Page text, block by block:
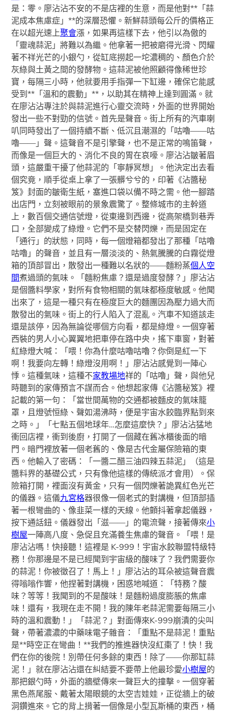
是：零。廖沾沾不安的不是店裡的生意，而是他對**「蒜
泥成本焦慮症」**的深層恐懼。新鮮蒜頭每公斤的價格正
在以超光速上聚會漲，如果再這樣下去，他引以為傲的
「靈魂蒜泥」將難以為繼。他拿著一把被磨得光滑、閃耀
著不祥光芒的小銀勺，從缸底撈起一坨濃稠的、顏色介於
灰綠與土黃之間的發酵物。這蒜泥被他照顧得像稀世珍
寶，每隔三小時，他就要用手指彈一下缸邊，確保它能感
受到**「溫和的震動」**，以助其在精神上達到圓滿。就
在廖沾沾專注於與蒜泥進行心靈交流時，外面的世界開始
發出一些不對勁的信號。首先是聲音。街上所有的汽車喇
叭同時發出了一個持續不斷、低沉且潮濕的「咕嚕——咕
嚕——」聲。這聲音不是引擎聲，也不是正常的鳴笛聲，
而像是一個巨大的、消化不良的胃在哀嚎。廖沾沾皺著眉
頭，這嚴重干擾了他蒜泥的「寧靜冥想」。他決定出去看
個究竟，順手從桌上拿了一張髒兮兮的，印著《沾醬秘
笈》封面的皺衛生紙，塞進口袋以備不時之需。他一腳踏
出店門，立刻被眼前的景象震驚了。整條城市的主幹道
上，數百個交通信號燈，從東邊到西邊，從高架橋到巷弄
口，全部變成了綠燈。它們不是交替閃爍，而是固定在
「通行」的狀態，同時，每一個燈箱都發出了那種「咕嚕
咕嚕」的聲音，並且有一層淡淡的、熱氣騰騰的白霧從燈
箱的頂部冒出，散發出一種難以名狀的——麵粉蒸個人空
間煮過頭的氣味。「麵粉焦慮？還是過度發酵？」廖沾沾
是個醬料學家，對所有食物相關的氣味都極度敏感。他聞
出來了，這是一種只有在極度巨大的麵團因為壓力過大而
散發出的氣味。街上的行人陷入了混亂。汽車不知道該走
還是該停，因為無論從哪個方向看，都是綠燈。一個穿著
西裝的男人小心翼翼地把車停在路中央，搖下車窗，對著
紅綠燈大喊：「喂！你為什麼咕嚕咕嚕？你倒是紅一下
啊！我要向左轉！綠燈沒用啊！」廖沾沾感覺到一陣心
悸。這種氣味，這種不家教場地祥的「咕嚕」聲，與他兒
時聽到的家傳預言不謀而合。他想起家傳《沾醬秘笈》裡
記載的第一句：「當世間萬物的交通都被麵皮的氣味籠
罩，且燈號恒綠、聲如湯沸時，便是宇宙水餃臨界點到來
之時。」「七點五個地球年…怎麼這麼快？」廖沾沾猛地
衝回店裡，衝到後廚，打開了一個藏在舊冰櫃後面的暗
門。暗門裡放著一個老舊的、像是古代金屬保險箱的東
西。他輸入了密碼：「一醬二醋三油四辣五蒜泥」（這是
醬料界的基礎公式，只有像他這樣的傳統派才會用）。保
險箱打開，裡面沒有黃金，只有一個閃爍著詭異紅色光芒
的儀器。這儀九宮格器很像一個老式的對講機，但頂部插
著一根彎曲的、像韭菜一樣的天線。他顫抖著拿起儀器，
按下通話鈕。儀器發出「滋——」的電流聲，接著傳來小
樹屋一陣高八度、急促且充滿養生焦慮的聲音。「喂！是
廖沾沾嗎！快接聽！這裡是 K-999！宇宙水餃聯盟特級特
務！你那邊是不是已經聞到宇宙級的酸味了？我們需要你
的蒜泥！你被徵召了！馬上！」廖沾沾的耳朵被這聲音震
得嗡嗡作響，他捏著對講機，困惑地喊道：「特務？酸
味？等等！我聞到的不是酸味！是麵粉過度膨脹的焦慮
味！還有，我現在走不開！我的陳年老蒜泥需要每隔三小
時的溫和震動！」「蒜泥？」對面傳來K-999崩潰的尖叫
聲，帶著濃濃的中藥味電子雜音：「重點不是蒜泥！重點
是**時空正在彎曲！**我們的推進器快沒紅棗了！快！我
們在你的後院！別帶任何多餘的東西！除了——你那缸蒜
泥！」就在廖沾沾還在糾結要不要帶上他最珍愛小樹屋的
那把銀勺時，外面的牆壁傳來一聲巨大的撞擊。一個穿著
黑色燕尾服、戴著太陽眼鏡的太空吉娃娃，正從牆上的破
洞鑽進來。它的背上揹著一個像是小型瓦斯桶的東西，桶